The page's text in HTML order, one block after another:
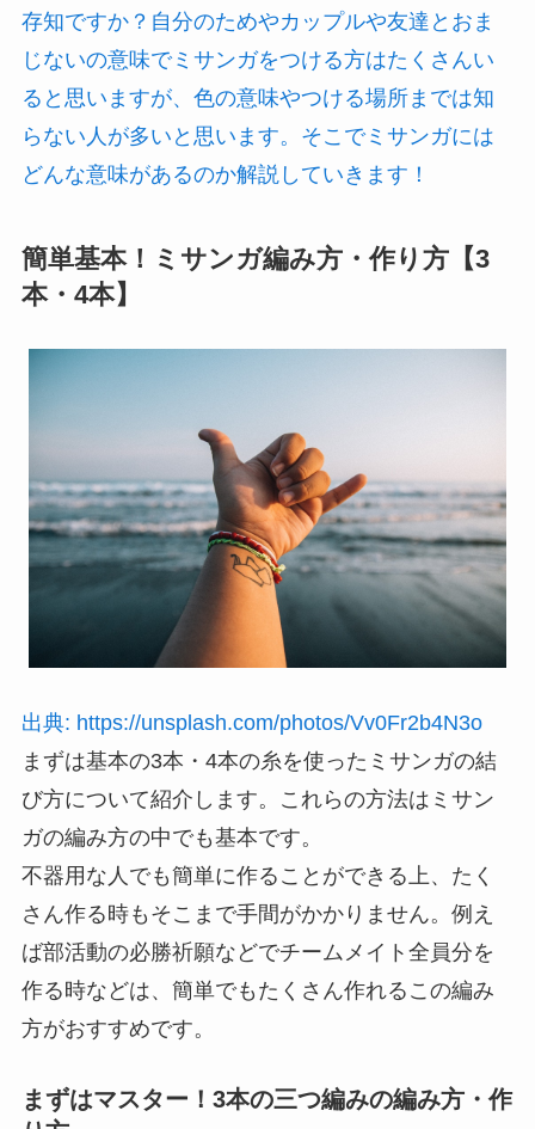
■参考記事：ミサンガのつける場所と色については
コチラも参照！
ミサンガをつける場所と色の意味を解説！【おま
じない】 | Lovely[ラブリー]
存知ですか？自分のためやカップルや友達とおま
ると思いますが、色の意味やつける場所までは知
らない人が多いと思います。そこでミサンガには
どんな意味があるのか解説していきます！
簡単基本！ミサンガ編み方・作り方【3
まずは基本の3本・4本の糸を使ったミサンガの結